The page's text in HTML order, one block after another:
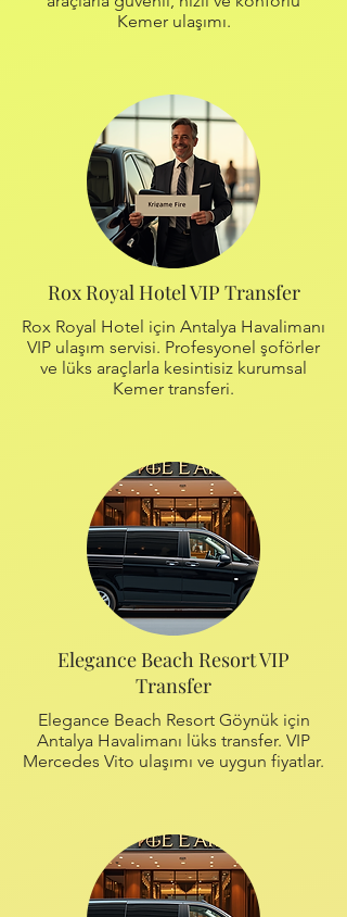
Kemer ulaşımı.
Rox Royal Hotel VIP Transfer
Rox Royal Hotel için Antalya Havalimanı
VIP ulaşım servisi. Profesyonel şoförler
ve lüks araçlarla kesintisiz kurumsal
Kemer transferi.
Elegance Beach Resort VIP
Transfer
Elegance Beach Resort Göynük için
Antalya Havalimanı lüks transfer. VIP
Mercedes Vito ulaşımı ve uygun fiyatlar.